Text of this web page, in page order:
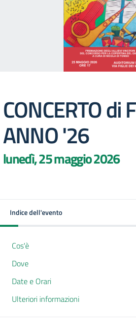
CONCERTO di
ANNO '26
lunedì, 25 maggio 2026
Indice dell'evento
Cos'è
Dove
Date e Orari
Ulteriori informazioni